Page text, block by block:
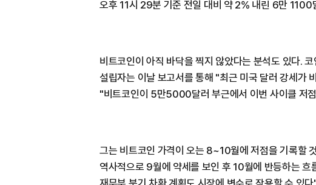
오후 11시 29분 기준 전일 대비 약 2% 내린 6만 1100
비트코인이 아직 바닥을 찍지 않았다는 분석도 있다.
설립자는 이날 보고서를 통해 "최근 미국 달러 강세가
"비트코인이 5만5000달러 부근에서 이번 사이클 저
그는 비트코인 가격이 오는 8~10월에 저점을 기록할
역사적으로 9월에 약세를 보인 후 10월에 반등하는